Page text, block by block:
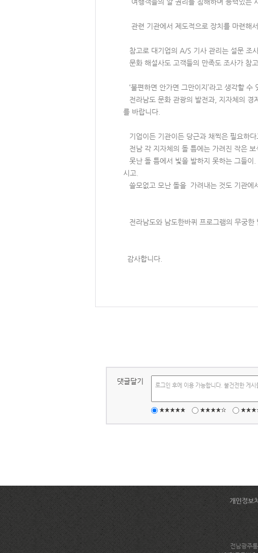
관련 기관에서 제도적으로 장치를 마련해
참고로 대기업의 A/S 기사 관리는 설문 조
문화 해설사도 고객들의 만족도 조사가 참
‘불편하면 안가면 그만이지’라고 생각할 수
전라남도 문화 관광의 발전과, 지자체의 경
를 바랍니다.
기업이든 기관이든 당근과 채찍은 필요하다
전남 각 지자체의 돌 틈에는 가려진 작은 보
못난 돌 틈에서 빛을 발하지 못하는 그들이
시고.
쓸모없고 모난 돌을 가려내는 것도 기관에
전라남도와 남도한바퀴 프로그램의 무궁한
감사합니다.
댓글달기
로그인 후에 이용 가능합니다. 불건전한 게
개인정보
전남광주